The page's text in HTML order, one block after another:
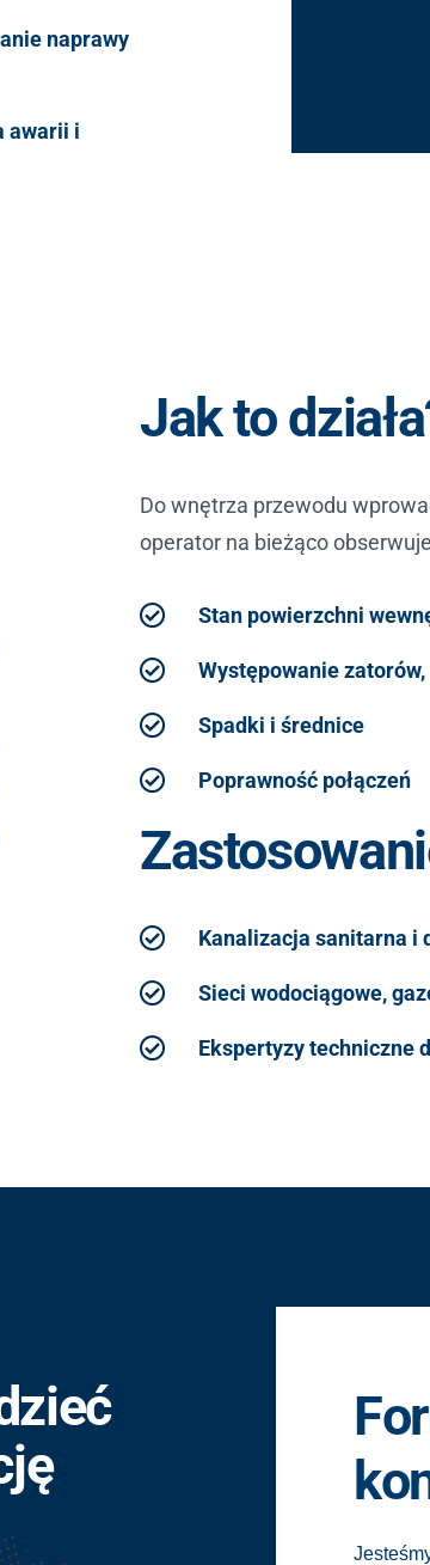
naprawy
awarii i
Jak to
Do wnętrza przewodu
operator na bieżąco
Stan powierzchni
Występowanie
Spadki i średnice
Poprawność połączeń
Kanalizacja sanitarna i
Sieci wodociągowe,
Ekspertyzy techniczne